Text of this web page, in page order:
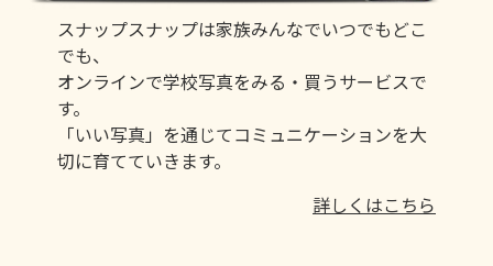
スナップスナップは家族みんなでいつでもどこ
でも、
オンラインで学校写真をみる・買うサービスで
す。
「いい写真」を通じてコミュニケーションを大
切に育てていきます。
詳しくはこちら